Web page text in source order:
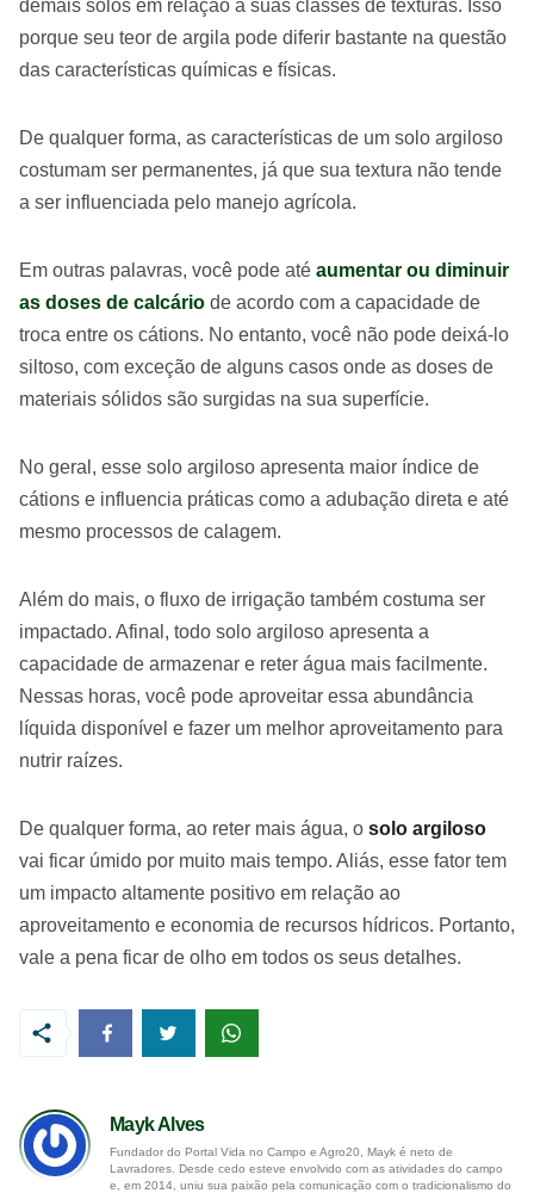
demais solos em relação a suas classes de texturas. Isso
porque seu teor de argila pode diferir bastante na questão
das características químicas e físicas.
De qualquer forma, as características de um solo argiloso
costumam ser permanentes, já que sua textura não tende
a ser influenciada pelo manejo agrícola.
Em outras palavras, você pode até aumentar ou diminuir
as doses de calcário de acordo com a capacidade de
troca entre os cátions. No entanto, você não pode deixá-lo
siltoso, com exceção de alguns casos onde as doses de
materiais sólidos são surgidas na sua superfície.
No geral, esse solo argiloso apresenta maior índice de
cátions e influencia práticas como a adubação direta e até
mesmo processos de calagem.
Além do mais, o fluxo de irrigação também costuma ser
impactado. Afinal, todo solo argiloso apresenta a
capacidade de armazenar e reter água mais facilmente.
Nessas horas, você pode aproveitar essa abundância
líquida disponível e fazer um melhor aproveitamento para
nutrir raízes.
De qualquer forma, ao reter mais água, o solo argiloso
vai ficar úmido por muito mais tempo. Aliás, esse fator tem
um impacto altamente positivo em relação ao
aproveitamento e economia de recursos hídricos. Portanto,
vale a pena ficar de olho em todos os seus detalhes.
Mayk Alves
Fundador do Portal Vida no Campo e Agro20, Mayk é neto de
Lavradores. Desde cedo esteve envolvido com as atividades do campo
e, em 2014, uniu sua paixão pela comunicação com o tradicionalismo do